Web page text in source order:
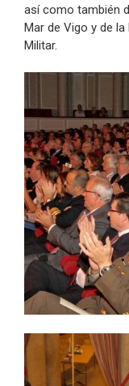
así como también
Mar de Vigo y de la
Militar.